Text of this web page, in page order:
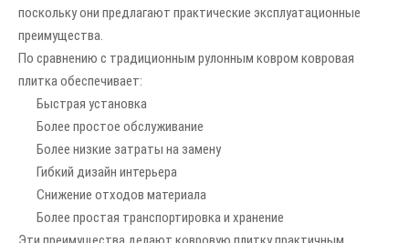
поскольку они предлагают практические эксплуатационные
преимущества.
По сравнению с традиционным рулонным ковром ковровая
плитка обеспечивает:
Быстрая установка
Более простое обслуживание
Более низкие затраты на замену
Гибкий дизайн интерьера
Снижение отходов материала
Более простая транспортировка и хранение